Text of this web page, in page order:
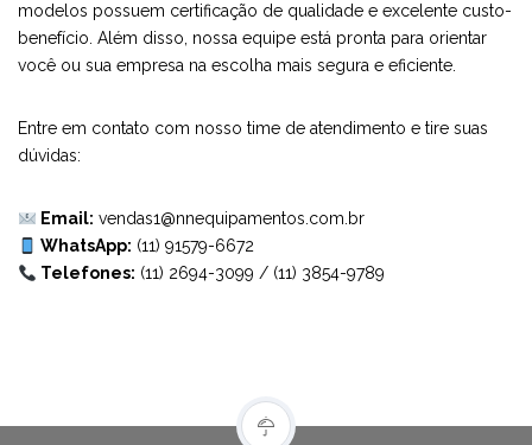
modelos possuem certificação de qualidade e excelente custo-
benefício. Além disso, nossa equipe está pronta para orientar
você ou sua empresa na escolha mais segura e eficiente.
Entre em contato com nosso time de atendimento e tire suas
dúvidas:
Email: vendas1@nnequipamentos.com.br
WhatsApp: (11) 91579-6672
Telefones: (11) 2694-3099 / (11) 3854-9789